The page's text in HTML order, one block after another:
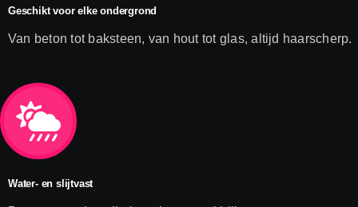
Geschikt voor elke ondergrond
Van beton tot baksteen, van hout tot glas, altijd haarscherp.
Water- en slijtvast